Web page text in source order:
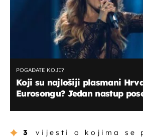
POGAĐATE KOJI?
Koji su najlošiji plasmani
Eurosongu? Jedan nastup
3 vijesti o kojima se